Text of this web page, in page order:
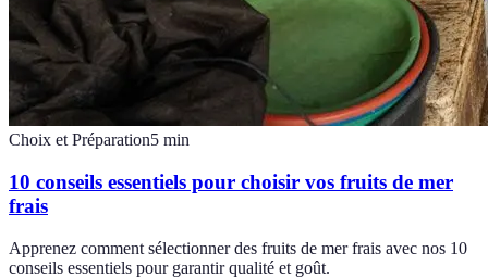
Choix et Préparation5 min
10 conseils essentiels pour choisir vos fruits de mer
frais
Apprenez comment sélectionner des fruits de mer frais avec nos 10
conseils essentiels pour garantir qualité et goût.